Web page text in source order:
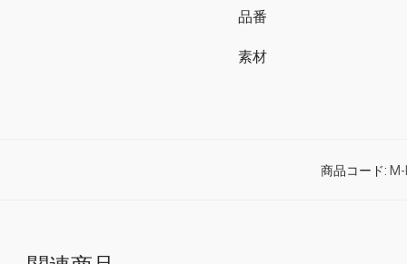
品番
素材
商品コード: